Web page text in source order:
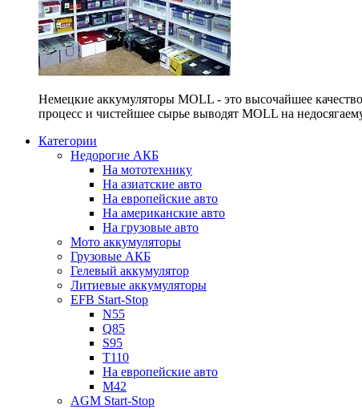
Немецкие аккумуляторы MOLL - это высочайшее
процесс и чистейшее сырье выводят MOLL на
Категории
Недорогие АКБ
На мототехнику
На азиатские авто
На европейские авто
На американские авто
На грузовые авто
Мото аккумуляторы
Грузовые АКБ
Гелевый аккумулятор
Литиевые аккумуляторы
EFB Start-Stop
N55
Q85
S95
T110
На европейские авто
M42
AGM Start-Stop